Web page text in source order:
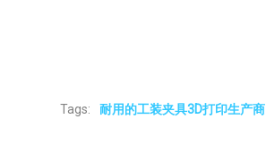
Tags: 耐用的工装夹具3D打印生产商